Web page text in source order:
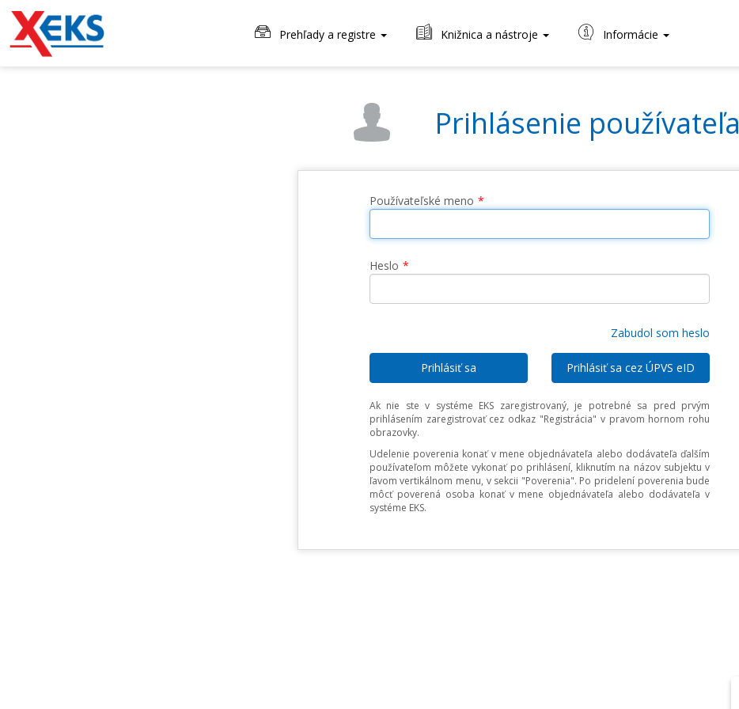
Prehľady a registre Knižnica a nástroje Informácie
Prihlásenie používateľa
Používateľské meno
Heslo
Zabudol som heslo
Prihlásiť sa cez ÚPVS eID
Ak nie ste v systéme EKS zaregistrovaný, je potrebné sa pred prvým
prihlásením zaregistrovať cez odkaz "Registrácia" v pravom hornom rohu
obrazovky.
Udelenie poverenia konať v mene objednávateľa alebo dodávateľa ďalším
používateľom môžete vykonať po prihlásení, kliknutím na názov subjektu v
ľavom vertikálnom menu, v sekcii "Poverenia". Po pridelení poverenia bude
môcť poverená osoba konať v mene objednávateľa alebo dodávateľa v
systéme EKS.